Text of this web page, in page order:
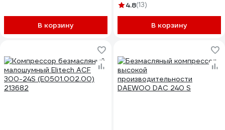
В корзину
4.8(13)
В корзину